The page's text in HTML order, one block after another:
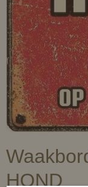
HOND